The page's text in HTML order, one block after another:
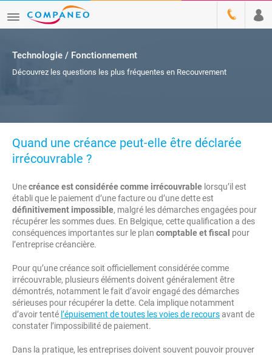
Technologie / Fonctionnement
Découvrez les questions les plus fréquentes en Recouvrement
Quand une créance peut-elle être déclarée
irrécouvrable ?
Unecréance est considérée comme irrécouvrable lorsqu’il est
établi que le paiement d’une facture ou d’une dette est
définitivement impossible, malgré les démarches engagées pour
récupérer les sommes dues. En Belgique, cette qualification a des
conséquences importantes sur le plan comptable et fiscal pour
l’entreprise créancière.
Pour qu’une créance soit officiellement considérée comme
irrécouvrable, plusieurs éléments doivent généralement être
démontrés, notamment le fait d’avoir engagé des démarches
sérieuses pour récupérer la dette. Cela implique notamment
d’avoir tenté l’épuisement de toutes les voies de recoursavant de
constater l’impossibilité de paiement.
Dans la pratique, les entreprises doivent souvent pouvoir prouver